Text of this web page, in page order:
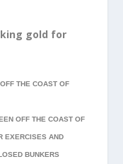
gold for
THE COAST OF
OFF THE COAST OF
EXERCISES AND
BUNKERS